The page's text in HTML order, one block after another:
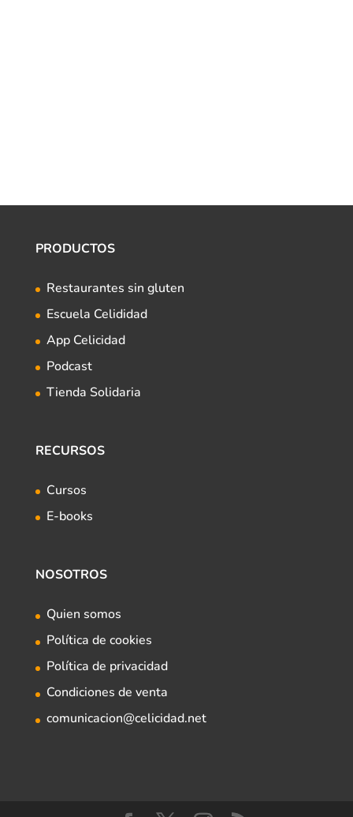
PRODUCTOS
Restaurantes sin gluten
Escuela Celididad
App Celicidad
Podcast
Tienda Solidaria
RECURSOS
Cursos
E-books
NOSOTROS
Quien somos
Política de cookies
Política de privacidad
Condiciones de venta
comunicacion@celicidad.net